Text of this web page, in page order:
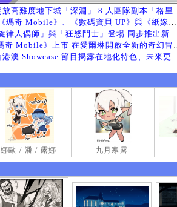
《瑪奇 Mobile》將開放
【電玩瘋】手機週報《瑪奇 Mobile》、《數碼寶貝 UP》與《紙嫁衣 9 羅浮夢》等遊戲
《新瑪奇》雙秘法「旋律人偶師」與「狂怒鬥士」登場 同步推出新系統「神秘工坊」
跨平台 MMORPG
《瑪奇 Mobile》於台港澳 Showcase 節目揭露在地
娜歐 / 潘 / 露娜 九月寒露